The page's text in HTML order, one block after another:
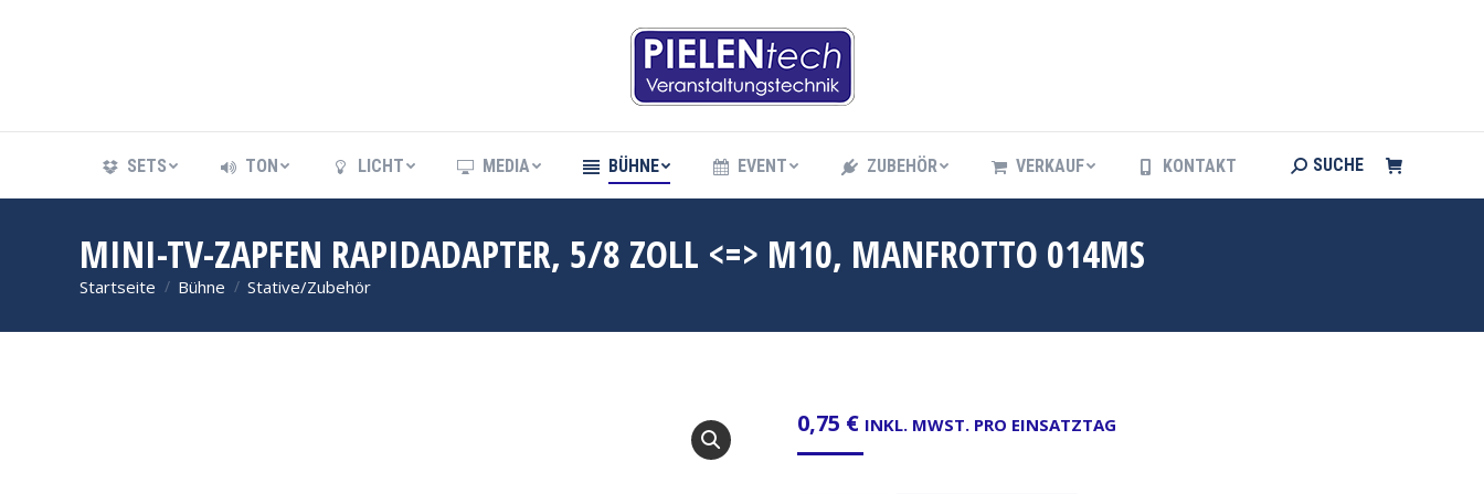
SETS TON LICHT MEDIA BÜHNE EVENT ZUBEHÖR VERKAUF KONTAKT Search:
SUCHE
MINI-TV-ZAPFEN RAPIDADAPTER, 5/8 ZOLL <=> M10, MANFROTTO 014MS
Sie befinden sich hier:
Startseite Bühne Stative/Zubehör
0,75 € INKL. MWST. PRO EINSATZTAG
BÜHNE EVENT